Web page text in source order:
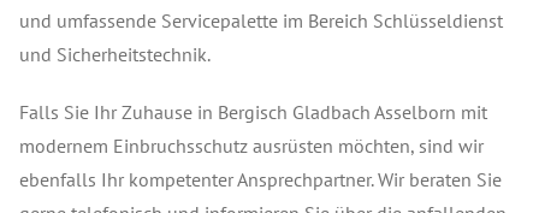
und umfassende Servicepalette im Bereich Schlüsseldienst
und Sicherheitstechnik.
Falls Sie Ihr Zuhause in Bergisch Gladbach Asselborn mit
modernem Einbruchsschutz ausrüsten möchten, sind wir
ebenfalls Ihr kompetenter Ansprechpartner. Wir beraten Sie